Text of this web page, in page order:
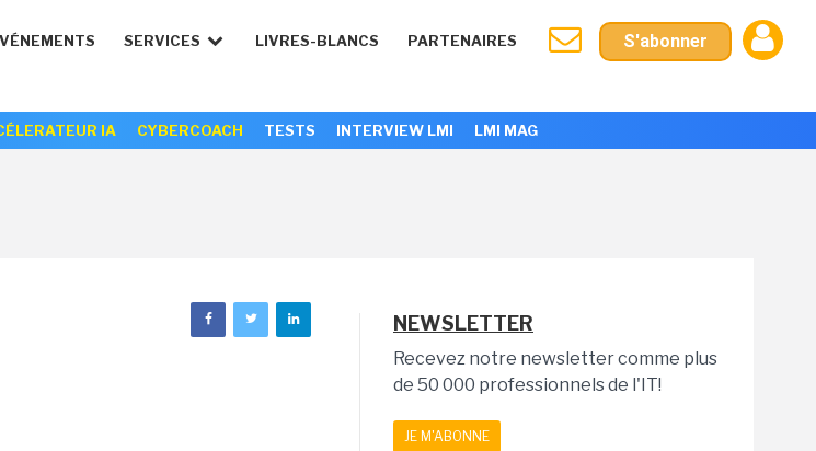
SERVICES LIVRES-BLANCS PARTENAIRES S'abonner
IA CYBERCOACH TESTS INTERVIEW LMI LMI MAG
NEWSLETTER
Recevez notre newsletter comme plus
de 50 000 professionnels de l'IT!
JE M'ABONNE